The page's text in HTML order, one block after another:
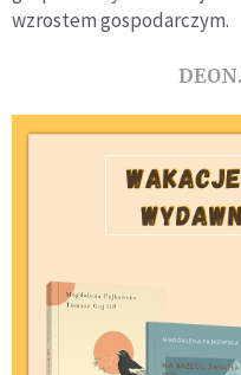
wzrostem gospodarczym.